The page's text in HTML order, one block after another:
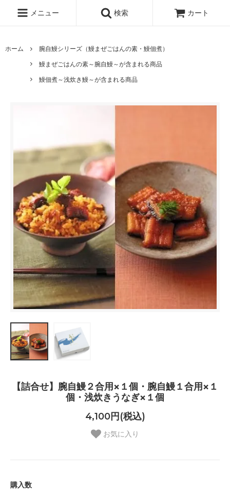
メニュー 検索 カート
ホーム
腕自鰻シリーズ（鰻まぜごはんの素・鰻佃煮）
鰻まぜごはんの素～腕自鰻～が含まれる商品
鰻佃煮～浅炊き鰻～が含まれる商品
【詰合せ】腕自鰻２合用×１個・腕自鰻１合用×１
個・浅炊きうなぎ×１個
4,100円(税込)
お気に入り
購入数